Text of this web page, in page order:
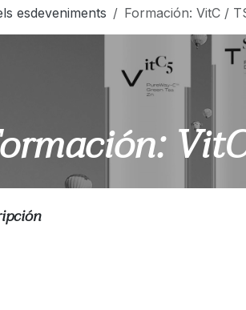
esdeveniments Formación: VitC /